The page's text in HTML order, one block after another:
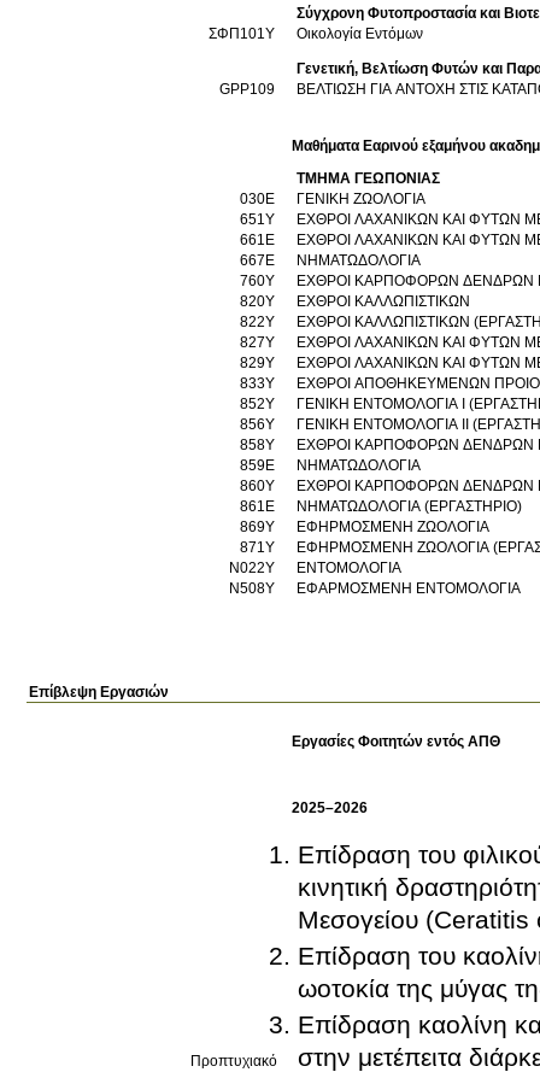
Σύγχρονη Φυτοπροστασία και
ΣΦΠ101Υ
Οικολογία Εντόμων
Γενετική, Βελτίωση Φυτών και
GPP109
ΒΕΛΤΙΩΣΗ ΓΙΑ ΑΝΤΟΧΗ ΣΤΙΣ
Μαθήματα Εαρινού εξαμήνου
ΤΜΗΜΑ ΓΕΩΠΟΝΙΑΣ
030Ε
ΓΕΝΙΚΗ ΖΩΟΛΟΓΙΑ
651Υ
ΕΧΘΡΟΙ ΛΑΧΑΝΙΚΩΝ ΚΑΙ ΦΥΤΩΝ
661Ε
ΕΧΘΡΟΙ ΛΑΧΑΝΙΚΩΝ ΚΑΙ ΦΥΤΩΝ
667Ε
ΝΗΜΑΤΩΔΟΛΟΓΙΑ
760Υ
ΕΧΘΡΟΙ ΚΑΡΠΟΦΟΡΩΝ ΔΕΝΔΡΩΝ
820Υ
ΕΧΘΡΟΙ ΚΑΛΛΩΠΙΣΤΙΚΩΝ
822Υ
ΕΧΘΡΟΙ ΚΑΛΛΩΠΙΣΤΙΚΩΝ
827Υ
ΕΧΘΡΟΙ ΛΑΧΑΝΙΚΩΝ ΚΑΙ ΦΥΤΩΝ
829Υ
ΕΧΘΡΟΙ ΛΑΧΑΝΙΚΩΝ ΚΑΙ ΦΥΤΩΝ
833Υ
ΕΧΘΡΟΙ ΑΠΟΘΗΚΕΥΜΕΝΩΝ
852Υ
ΓΕΝΙΚΗ ΕΝΤΟΜΟΛΟΓΙΑ Ι
856Υ
ΓΕΝΙΚΗ ΕΝΤΟΜΟΛΟΓΙΑ ΙΙ
858Υ
ΕΧΘΡΟΙ ΚΑΡΠΟΦΟΡΩΝ ΔΕΝΔΡΩΝ
859Ε
ΝΗΜΑΤΩΔΟΛΟΓΙΑ
860Υ
ΕΧΘΡΟΙ ΚΑΡΠΟΦΟΡΩΝ ΔΕΝΔΡΩΝ
861Ε
ΝΗΜΑΤΩΔΟΛΟΓΙΑ (ΕΡΓΑΣΤΗΡΙΟ)
869Υ
ΕΦΗΡΜΟΣΜΕΝΗ ΖΩΟΛΟΓΙΑ
871Υ
ΕΦΗΡΜΟΣΜΕΝΗ ΖΩΟΛΟΓΙΑ
Ν022Υ
ΕΝΤΟΜΟΛΟΓΙΑ
Ν508Υ
ΕΦΑΡΜΟΣΜΕΝΗ ΕΝΤΟΜΟΛΟΓΙΑ
Επίβλεψη Εργασιών
Εργασίες Φοιτητών εντός ΑΠΘ
2025–2026
Προπτυχιακό
Επίδραση του
κινητική
Μεσογείου (Ceratitis
Επίδραση του
ωοτοκία της μύγας
Επίδραση καολίνη
στην μετέπειτα